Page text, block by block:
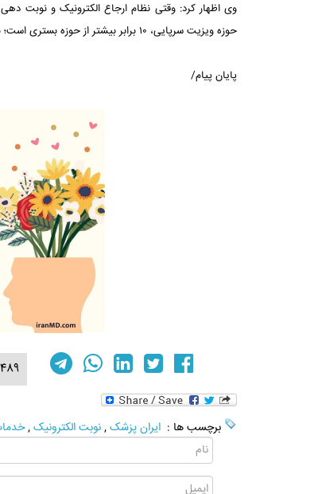
وی اظهار کرد: وقتی نظام ارجاع الکترونیک و نوبت دهی
حوزه ویزیت سرپایی، ۱۰ برابر بیشتر از حوزه بستری است؛ بنابراین نیاز به ساماندهی در این حوزه وجود داشت.
پایان پیام/
برچسب ها : ایران پزشک,نوبت الکترونیک,